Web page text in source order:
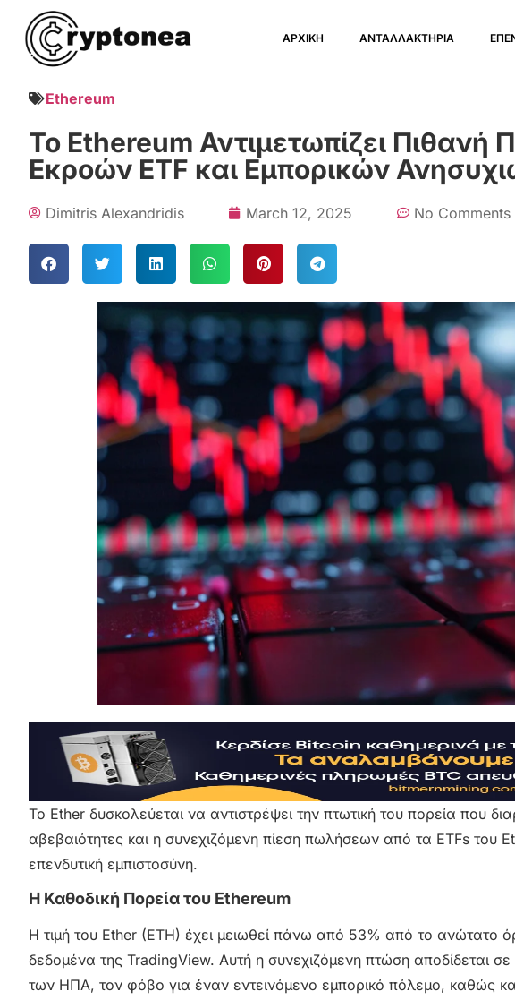
ΑΡΧΙΚΗ ΑΝΤΑΛΛΑΚΤΗΡΙΑ
Ethereum
Το Ethereum Αντιμετωπίζει
Εκροών ETF και Εμπορικών
Dimitris Alexandridis March 12, 2025 No Comments
Το Ether δυσκολεύεται να αντιστρέψει την πτωτική του πορεία που
αβεβαιότητες και η συνεχιζόμενη πίεση πωλήσεων από τα ETFs του
επενδυτική εμπιστοσύνη.
Η Καθοδική Πορεία του Ethereum
Η τιμή του Ether (ETH) έχει μειωθεί πάνω από 53% από το ανώτατο
δεδομένα της TradingView. Αυτή η συνεχιζόμενη πτώση αποδίδεται
των ΗΠΑ, τον φόβο για έναν εντεινόμενο εμπορικό πόλεμο, καθώς